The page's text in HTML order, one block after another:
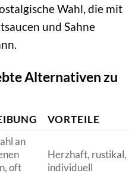
Wahl, die mit
und Sahne
Alternativen zu
VORTEILE
an
oft
Herzhaft, rustikal,
individuell